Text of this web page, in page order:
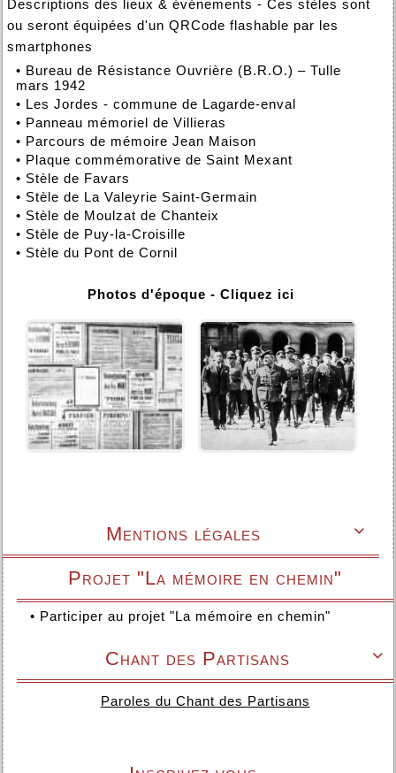
Descriptions des lieux & événements - Ces stèles sont
ou seront équipées d'un QRCode flashable par les
smartphones
• Bureau de Résistance Ouvrière (B.R.O.) – Tulle
mars 1942
• Les Jordes - commune de Lagarde-enval
• Panneau mémoriel de Villieras
• Parcours de mémoire Jean Maison
• Plaque commémorative de Saint Mexant
• Stèle de Favars
• Stèle de La Valeyrie Saint-Germain
• Stèle de Moulzat de Chanteix
• Stèle de Puy-la-Croisille
• Stèle du Pont de Cornil
Photos d'époque - Cliquez ici

Mentions légales
Projet "La mémoire en chemin"
• Participer au projet "La mémoire en chemin"

Chant des Partisans
Paroles du Chant des Partisans